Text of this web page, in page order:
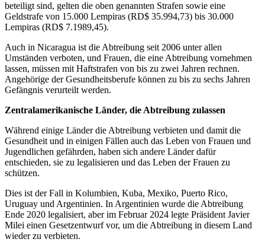
beteiligt sind, gelten die oben genannten Strafen sowie eine
Geldstrafe von 15.000 Lempiras (RD$ 35.994,73) bis 30.000
Lempiras (RD$ 7.1989,45).
Auch in Nicaragua ist die Abtreibung seit 2006 unter allen
Umständen verboten, und Frauen, die eine Abtreibung vornehmen
lassen, müssen mit Haftstrafen von bis zu zwei Jahren rechnen.
Angehörige der Gesundheitsberufe können zu bis zu sechs Jahren
Gefängnis verurteilt werden.
Zentralamerikanische Länder, die Abtreibung zulassen
Während einige Länder die Abtreibung verbieten und damit die
Gesundheit und in einigen Fällen auch das Leben von Frauen und
Jugendlichen gefährden, haben sich andere Länder dafür
entschieden, sie zu legalisieren und das Leben der Frauen zu
schützen.
Dies ist der Fall in Kolumbien, Kuba, Mexiko, Puerto Rico,
Uruguay und Argentinien. In Argentinien wurde die Abtreibung
Ende 2020 legalisiert, aber im Februar 2024 legte Präsident Javier
Milei einen Gesetzentwurf vor, um die Abtreibung in diesem Land
wieder zu verbieten.